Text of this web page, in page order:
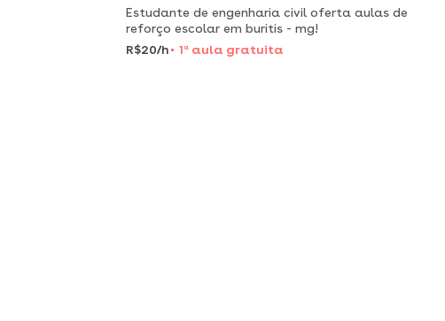
Estudante de engenharia civil oferta aulas de
reforço escolar em buritis - mg!
R$20/h
1 a aula gratuita